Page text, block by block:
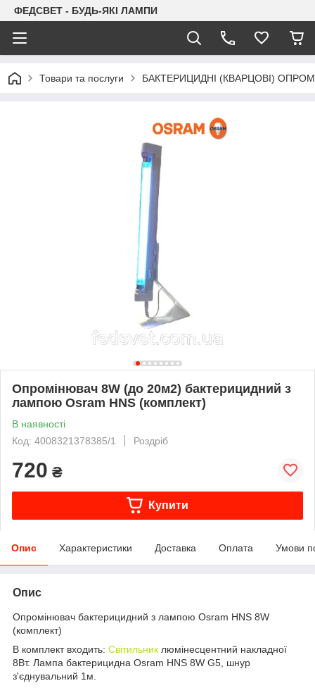
ФЕДСВЕТ - БУДЬ-ЯКІ ЛАМПИ
Товари та послуги БАКТЕРИЦИДНІ (КВАРЦОВІ)
Опромінювач 8W (до 20м2) бактерицидний з
лампою Osram HNS (комплект)
В наявності
Код: 4008321378385/1
Роздріб
720 ₴
Купити
Опис Характеристики Доставка Оплата Умови
Опис
Опромінювач бактерицидний з лампою Osram HNS 8W
(комплект)
В комплект входить: Світильник люмінесцентний накладної
8Вт. Лампа бактерицидна Osram HNS 8W G5, шнур
з'єднувальний 1м.